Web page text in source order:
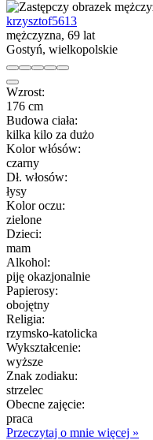
krzysztof5613
mężczyzna, 69 lat
Gostyń, wielkopolskie
Wzrost:
176 cm
Budowa ciała:
kilka kilo za dużo
Kolor włósów:
czarny
Dł. włosów:
łysy
Kolor oczu:
zielone
Dzieci:
mam
Alkohol:
piję okazjonalnie
Papierosy:
obojętny
Religia:
rzymsko-katolicka
Wykształcenie:
wyższe
Znak zodiaku:
strzelec
Obecne zajęcie:
praca
Przeczytaj o mnie więcej »